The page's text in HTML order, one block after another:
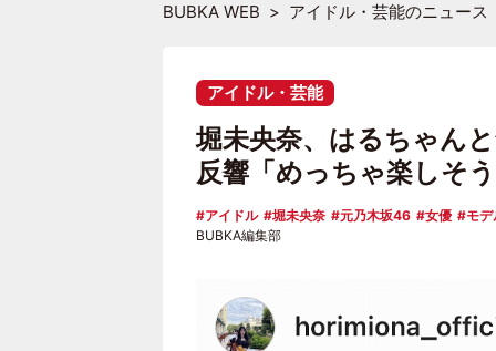
BUBKA WEB アイドル・芸能のニュース
アイドル・芸能
堀未央奈、はるちゃん
反響「めっちゃ楽しそ
アイドル 堀未央奈 元乃木坂46 女優
モデ
BUBKA編集部